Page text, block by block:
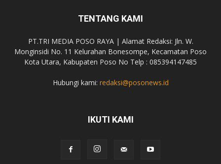
TENTANG KAMI
PT.TRI MEDIA POSO RAYA | Alamat Redaksi: Jln. W.
Monginsidi No. 11 Kelurahan Bonesompe, Kecamatan Poso
Kota Utara, Kabupaten Poso No Telp : 085394147485
Hubungi kami: redaksi@posonews.id
IKUTI KAMI